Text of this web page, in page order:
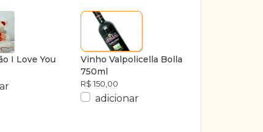
I Love You
Vinho Valpolicella Bolla
750ml
R$ 150,00
adicionar